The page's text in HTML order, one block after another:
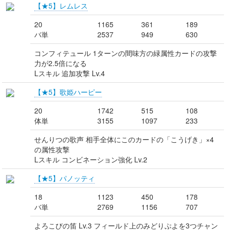
【★5】レムレス
20
バ単
1165
2537
361
949
189
630
コンフィテュール 1ターンの間味方の緑属性カードの攻撃
力が2.5倍になる
Lスキル 追加攻撃 Lv.4
【★5】歌姫ハーピー
20
体単
1742
3155
515
1097
108
233
せんりつの歌声 相手全体にこのカードの「こうげき」×4
の属性攻撃
Lスキル コンビネーション強化 Lv.2
【★5】パノッティ
18
バ単
1123
2769
450
1156
178
707
よろこびの笛 Lv.3 フィールド上のみどりぷよを3つチャン